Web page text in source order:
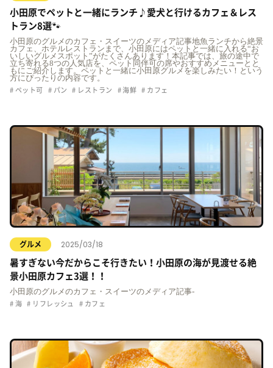
小田原でペットと一緒にランチ♪愛犬と行けるカフェ＆レス
トラン8選🐾
小田原のグルメのカフェ・スイーツのメディア記事地魚ランチから絶景
カフェ、ホテルレストランまで、小田原にはペットと一緒に入れる“お
いしいグルメスポット”がたくさんあります！本記事では、旅の途中で
立ち寄れる8つの人気店を、ペット同伴可の席やおすすめメニューとと
もにご紹介します。ペットと一緒に小田原グルメを楽しみたい！という
方にぴったりの内容です。
ペット可 パン レストラン 海鮮 カフェ
グルメ 2025/03/18
暑すぎない今だからこそ行きたい！小田原の海が見渡せる絶
景小田原カフェ3選！！
小田原のグルメのカフェ・スイーツのメディア記事‐
海 リフレッシュ カフェ